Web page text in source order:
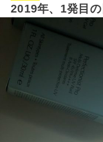
2019年、1発目の